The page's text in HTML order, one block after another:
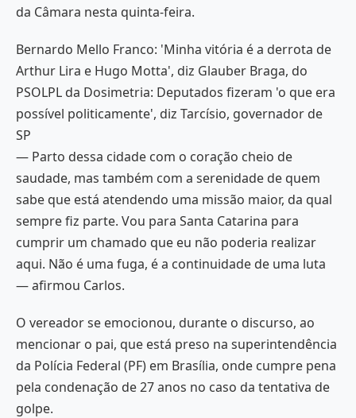
da Câmara nesta quinta-feira.
Bernardo Mello Franco: 'Minha vitória é a derrota de
Arthur Lira e Hugo Motta', diz Glauber Braga, do
PSOLPL da Dosimetria: Deputados fizeram 'o que era
possível politicamente', diz Tarcísio, governador de
SP
— Parto dessa cidade com o coração cheio de
saudade, mas também com a serenidade de quem
sabe que está atendendo uma missão maior, da qual
sempre fiz parte. Vou para Santa Catarina para
cumprir um chamado que eu não poderia realizar
aqui. Não é uma fuga, é a continuidade de uma luta
— afirmou Carlos.
O vereador se emocionou, durante o discurso, ao
mencionar o pai, que está preso na superintendência
da Polícia Federal (PF) em Brasília, onde cumpre pena
pela condenação de 27 anos no caso da tentativa de
golpe.